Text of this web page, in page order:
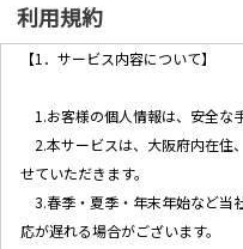
利用規約
【1．サービス内容について】
1.お客様の個人情報は、安全な
2.本サービスは、大阪府内在住
せていただきます。
3.春季・夏季・年末年始など当
応が遅れる場合がございます。